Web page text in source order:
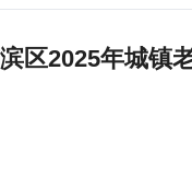
区2025年城镇